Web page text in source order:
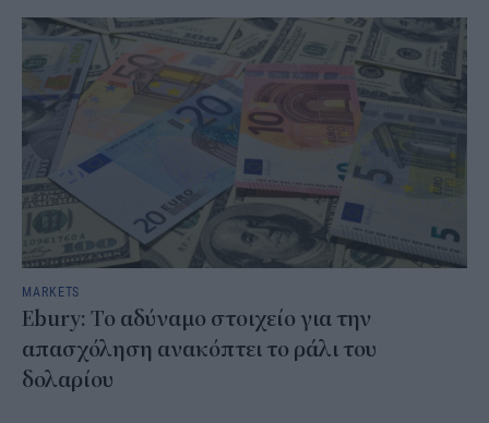
MARKETS
Ebury : Το αδύναμο στοιχείο για την
απασχόληση ανακόπτει το ράλι του
δολαρίου